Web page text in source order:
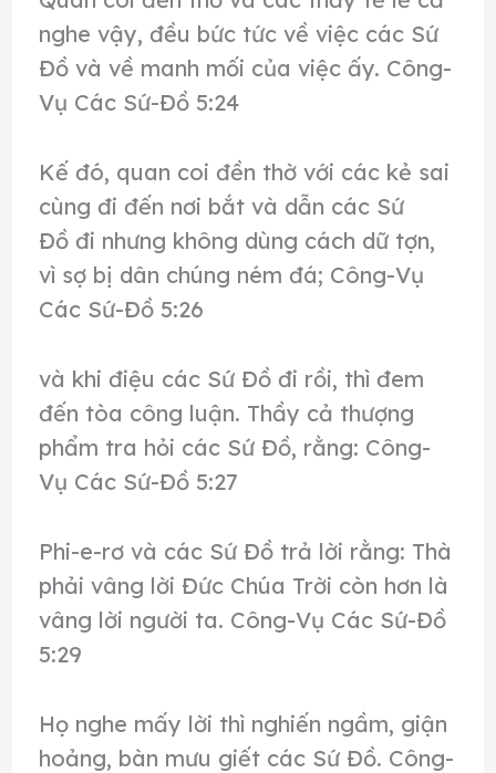
nghe vậy, đều bức tức về việc các Sứ
Đồ và về manh mối của việc ấy. Công-
Vụ Các Sứ-Đồ 5:24
Kế đó, quan coi đền thờ với các kẻ sai
cùng đi đến nơi bắt và dẫn các Sứ
Đồ đi nhưng không dùng cách dữ tợn,
vì sợ bị dân chúng ném đá; Công-Vụ
Các Sứ-Đồ 5:26
và khi điệu các Sứ Đồ đi rồi, thì đem
đến tòa công luận. Thầy cả thượng
phẩm tra hỏi các Sứ Đồ, rằng: Công-
Vụ Các Sứ-Đồ 5:27
Phi-e-rơ và các Sứ Đồ trả lời rằng: Thà
phải vâng lời Đức Chúa Trời còn hơn là
vâng lời người ta. Công-Vụ Các Sứ-Đồ
5:29
Họ nghe mấy lời thì nghiến ngầm, giận
hoảng, bàn mưu giết các Sứ Đồ. Công-